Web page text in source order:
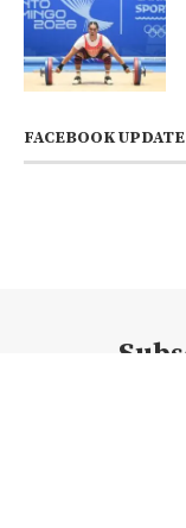
FACEBOOK UPDATE